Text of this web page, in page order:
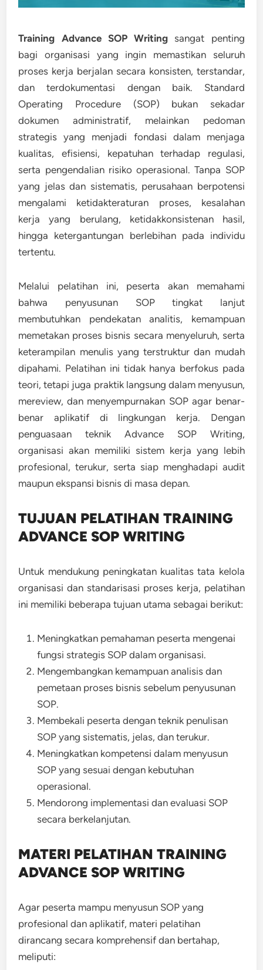
Training Advance SOP Writing sangat penting
bagi organisasi yang ingin memastikan seluruh
proses kerja berjalan secara konsisten, terstandar,
dan terdokumentasi dengan baik. Standard
Operating Procedure (SOP) bukan sekadar
dokumen administratif, melainkan pedoman
strategis yang menjadi fondasi dalam menjaga
kualitas, efisiensi, kepatuhan terhadap regulasi,
serta pengendalian risiko operasional. Tanpa SOP
yang jelas dan sistematis, perusahaan berpotensi
mengalami ketidakteraturan proses, kesalahan
kerja yang berulang, ketidakkonsistenan hasil,
hingga ketergantungan berlebihan pada individu
tertentu.
Melalui pelatihan ini, peserta akan memahami
bahwa penyusunan SOP tingkat lanjut
membutuhkan pendekatan analitis, kemampuan
memetakan proses bisnis secara menyeluruh, serta
keterampilan menulis yang terstruktur dan mudah
dipahami. Pelatihan ini tidak hanya berfokus pada
teori, tetapi juga praktik langsung dalam menyusun,
mereview, dan menyempurnakan SOP agar benar-
benar aplikatif di lingkungan kerja. Dengan
penguasaan teknik Advance SOP Writing,
organisasi akan memiliki sistem kerja yang lebih
profesional, terukur, serta siap menghadapi audit
maupun ekspansi bisnis di masa depan.
TUJUAN PELATIHAN TRAINING
ADVANCE SOP WRITING
Untuk mendukung peningkatan kualitas tata kelola
organisasi dan standarisasi proses kerja, pelatihan
ini memiliki beberapa tujuan utama sebagai berikut:
Meningkatkan pemahaman peserta mengenai
fungsi strategis SOP dalam organisasi.
Mengembangkan kemampuan analisis dan
pemetaan proses bisnis sebelum penyusunan
SOP.
Membekali peserta dengan teknik penulisan
SOP yang sistematis, jelas, dan terukur.
Meningkatkan kompetensi dalam menyusun
SOP yang sesuai dengan kebutuhan
operasional.
Mendorong implementasi dan evaluasi SOP
secara berkelanjutan.
MATERI PELATIHAN TRAINING
ADVANCE SOP WRITING
Agar peserta mampu menyusun SOP yang
profesional dan aplikatif, materi pelatihan
dirancang secara komprehensif dan bertahap,
meliputi: